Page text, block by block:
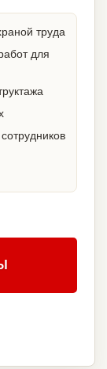
труда
для